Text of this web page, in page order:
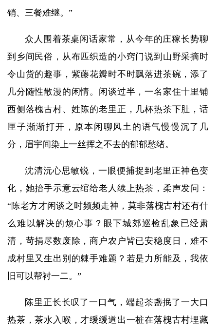
销、三餐难继。”
众人围着茶桌闲话家常，从今年的庄稼长势聊
到乡间民俗，从布匹织造的小窍门说到山野采摘时
令山货的趣事，紫藤花瓣时不时飘落进茶碗，添了
几分随性散漫的闲情。闲谈过半，一名家住十里铺
西侧落槐古村、姓陈的老里正，几杯热茶下肚，话
匣子渐渐打开，原本闲聊风土的语气慢慢沉了几
分，眉宇间染上一丝挥之不去的郁郁愁绪。
沈清沅心思敏锐，一眼便捕捉到老里正神色变
化，她抬手示意云绾给老人续上热茶，柔声发问：
“陈老方才闲谈之时频频走神，莫非落槐古村还有什
么难以解决的烦心事？眼下城郊巡检乱象已经肃
清，苛捐尽数废除，商户农户皆已安稳度日，难不
成村里又生出别的棘手难题？若是力所能及，我依
旧可以帮衬一二。”
陈里正长长叹了一口气，端起茶盏抿了一大口
热茶，茶水入喉，才缓缓道出一桩在落槐古村埋藏